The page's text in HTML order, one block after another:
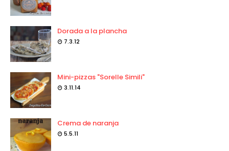
Dorada a la plancha
7.3.12
Mini-pizzas "Sorelle Simili"
3.11.14
Crema de naranja
5.5.11